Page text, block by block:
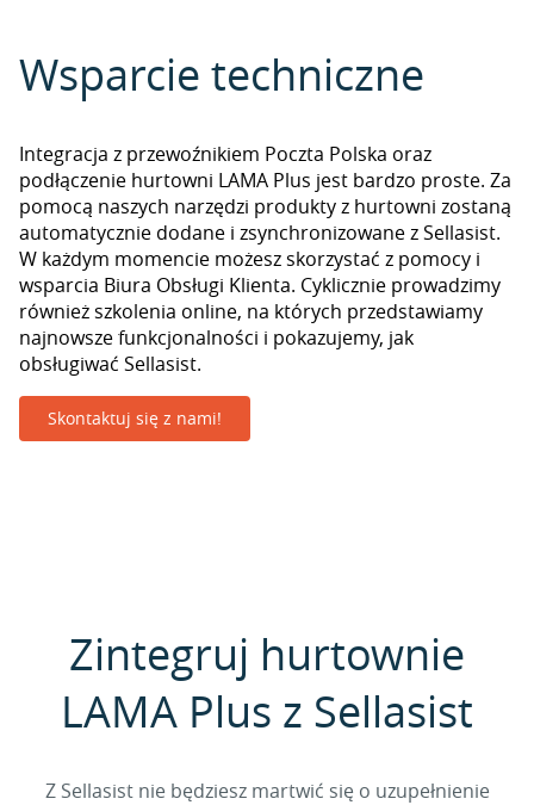
Wsparcie techniczne
Integracja z przewoźnikiem Poczta Polska oraz
podłączenie hurtowni LAMA Plus jest bardzo proste. Za
pomocą naszych narzędzi produkty z hurtowni zostaną
automatycznie dodane i zsynchronizowane z Sellasist.
W każdym momencie możesz skorzystać z pomocy i
wsparcia Biura Obsługi Klienta. Cyklicznie prowadzimy
również szkolenia online, na których przedstawiamy
najnowsze funkcjonalności i pokazujemy, jak
obsługiwać Sellasist.
Skontaktuj się z nami!
Zintegruj hurtownie
LAMA Plus z Sellasist
Z Sellasist nie będziesz martwić się o uzupełnienie